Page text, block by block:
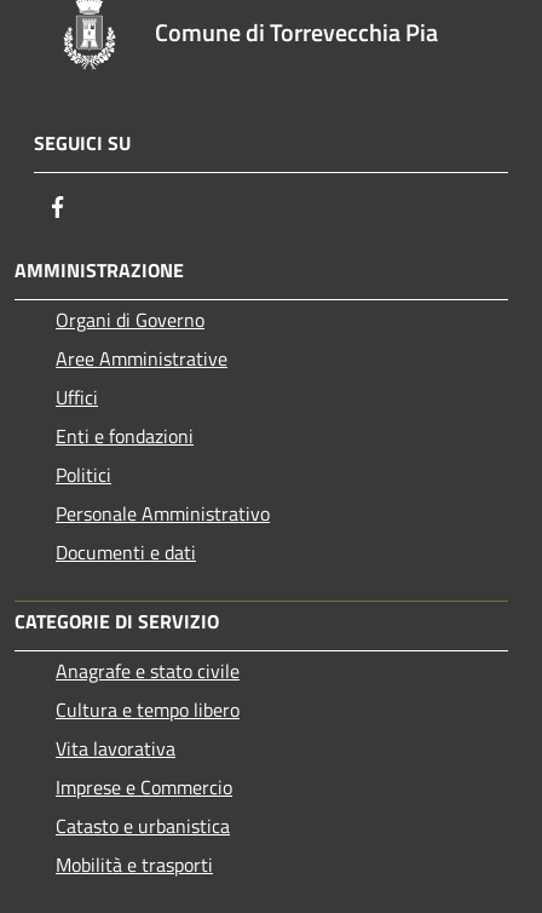
Comune di Torrevecchia Pia
SEGUICI SU
AMMINISTRAZIONE
Organi di Governo
Aree Amministrative
Uffici
Enti e fondazioni
Politici
Personale Amministrativo
Documenti e dati
CATEGORIE DI SERVIZIO
Anagrafe e stato civile
Cultura e tempo libero
Vita lavorativa
Imprese e Commercio
Catasto e urbanistica
Mobilità e trasporti